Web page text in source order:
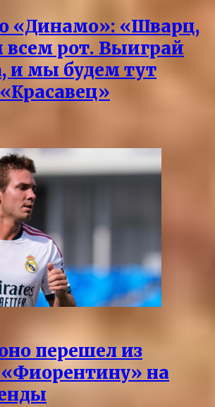
«Динамо»: «Шварц,
всем рот. Выиграй
и мы будем тут
перешел из
«Фиорентину» на